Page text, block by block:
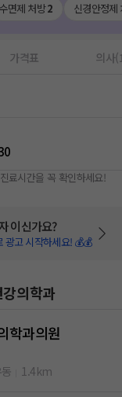
수면제 처방2 신경안정제
가격표 의사
료시간을 꼭 확인하세요!
이신가요?
광고 시작하세요! 💰💰
의학과
학과의원
1.4km